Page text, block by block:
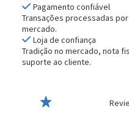
Pagamento confiável
Transações processadas
mercado.
Loja de confiança
Tradição no mercado, nota
suporte ao cliente.